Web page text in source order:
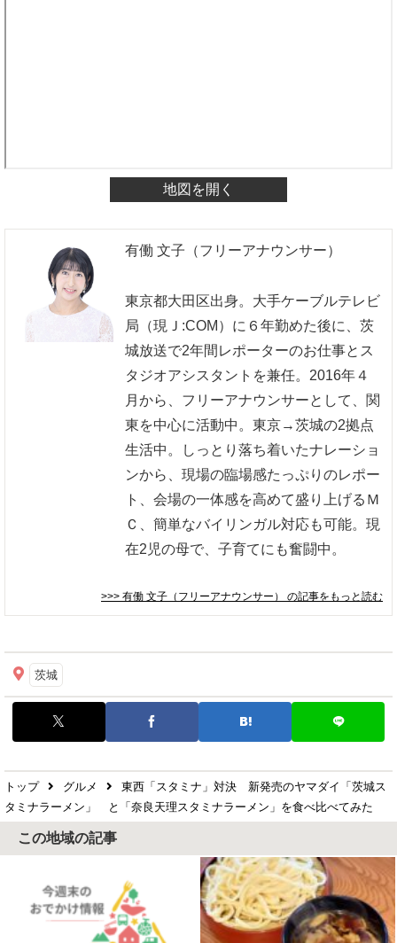
地図を開く
有働 文子（フリーアナウンサー）
東京都大田区出身。大手ケーブルテレビ
局（現Ｊ:COM）に６年勤めた後に、茨
城放送で2年間レポーターのお仕事とス
タジオアシスタントを兼任。2016年４
月から、フリーアナウンサーとして、関
東を中心に活動中。東京→茨城の2拠点
生活中。しっとり落ち着いたナレーショ
ンから、現場の臨場感たっぷりのレポー
ト、会場の一体感を高めて盛り上げるＭ
Ｃ、簡単なバイリンガル対応も可能。現
在2児の母で、子育てにも奮闘中。
>>> 有働 文子（フリーアナウンサー） の記事をもっと読む
茨城
トップ グルメ
東西「スタミナ」対決 新発売のヤマダイ「茨城ス
タミナラーメン」 と「奈良天理スタミナラーメン」を食べ比べてみた
この地域の記事